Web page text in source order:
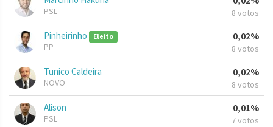
PSL 8 votos
Pinheirinho Eleito
PP
0,02%
8 votos
Tunico Caldeira
NOVO
0,02%
8 votos
Alison
PSL
0,01%
7 votos